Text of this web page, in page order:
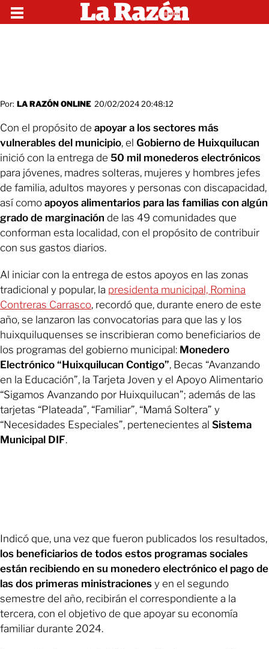
Por: LA RAZÓN ONLINE 20/02/2024 20:48:12
Con el propósito de apoyar a los sectores más
vulnerables del municipio, el Gobierno de Huixquilucan
inició con la entrega de 50 mil monederos electrónicos
para jóvenes, madres solteras, mujeres y hombres jefes
de familia, adultos mayores y personas con discapacidad,
así como apoyos alimentarios para las familias con algún
grado de marginación de las 49 comunidades que
conforman esta localidad, con el propósito de contribuir
con sus gastos diarios.
Al iniciar con la entrega de estos apoyos en las zonas
tradicional y popular, la presidenta municipal, Romina
Contreras Carrasco, recordó que, durante enero de este
año, se lanzaron las convocatorias para que las y los
huixquiluquenses se inscribieran como beneficiarios de
los programas del gobierno municipal: Monedero
Electrónico “Huixquilucan Contigo”, Becas “Avanzando
en la Educación”, la Tarjeta Joven y el Apoyo Alimentario
“Sigamos Avanzando por Huixquilucan”; además de las
tarjetas “Plateada”, “Familiar”, “Mamá Soltera” y
“Necesidades Especiales”, pertenecientes al Sistema
Municipal DIF.
Indicó que, una vez que fueron publicados los resultados,
los beneficiarios de todos estos programas sociales
están recibiendo en su monedero electrónico el pago de
las dos primeras ministraciones y en el segundo
semestre del año, recibirán el correspondiente a la
tercera, con el objetivo de que apoyar su economía
familiar durante 2024.